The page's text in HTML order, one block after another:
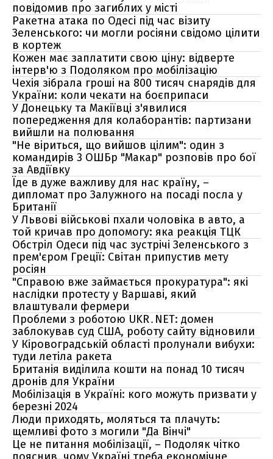
повідомив про загиблих у місті
Ракетна атака по Одесі під час візиту
Зеленського: чи могли росіяни свідомо цілити
в кортеж
Кожен має заплатити свою ціну: відверте
інтерв'ю з Подоляком про мобілізацію
Чехія зібрала гроші на 800 тисяч снарядів для
України: коли чекати на боєприпаси
У Донецьку та Макіївці з'явилися
попередження для колаборантів: партизани
вийшли на полювання
"Не віриться, що вийшов цілим": один з
командирів 3 ОШБр "Макар" розповів про бої
за Авдіївку
Їде в дуже важливу для нас країну, –
дипломат про Залужного на посаді посла у
Британії
У Львові військові пхали чоловіка в авто, а
той кричав про допомогу: яка реакція ТЦК
Обстріл Одеси під час зустрічі Зеленського з
прем'єром Греції: Світан припустив мету
росіян
"Справою вже займається прокуратура": які
наслідки протесту у Варшаві, який
влаштували фермери
Проблеми з роботою UKR․NET: домен
заблокував суд США, роботу сайту відновили
У Кіровоградській області пролунали вибухи:
туди летіла ракета
Британія виділила кошти на понад 10 тисяч
дронів для України
Мобілізація в Україні: кого можуть призвати у
березні 2024
Люди приходять, моляться та плачуть:
щемливі фото з могили "Да Вінчі"
Це не питання мобілізації, – Подоляк чітко